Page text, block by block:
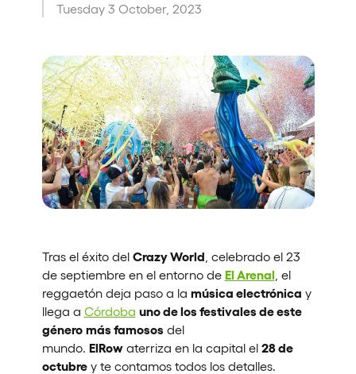
Who we are
Do you want to work with us?
elrow News
Follow us on tiktok
Follow us on facebook
Follow us on instagram
Follow us on twitter
Follow us on linkedin
Follow us on youtube
Privacy Policy
Cookies Notice
Sustainability Policy
Tuesday 3 October, 2023
Tras el éxito del Crazy World , celebrado el 23
de septiembre en el entorno de El Arenal , el
reggaetón deja paso a la música electrónica y
llega a Córdoba uno de los festivales de este
género más famosos del
mundo. ElRowaterriza en la capital el 28 de
octubrey te contamos todos los detalles.